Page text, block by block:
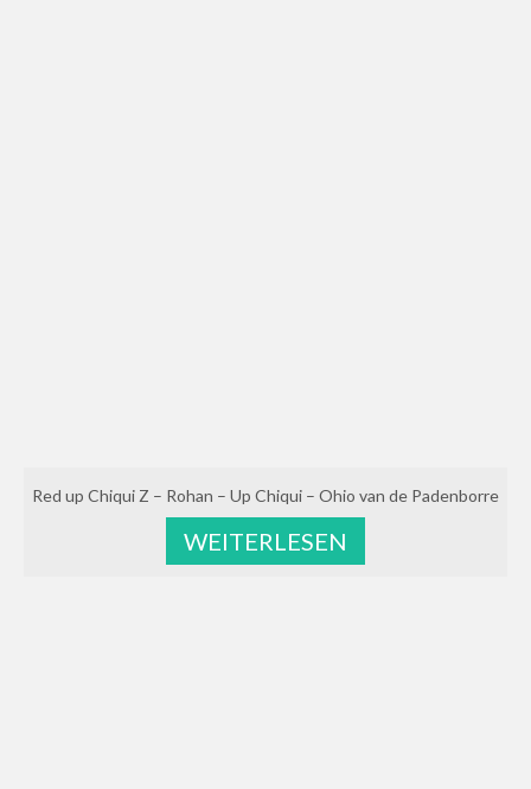
Red up Chiqui Z – Rohan – Up Chiqui – Ohio van de Padenborre
WEITERLESEN